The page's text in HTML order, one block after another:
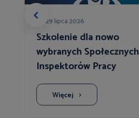
29 lipca 2026
Szkolenie dla nowo
wybranych Społecznych
Inspektorów Pracy
Więcej